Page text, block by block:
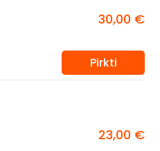
30,00 €
Pirkti
23,00 €